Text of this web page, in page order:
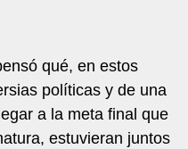
qué, en estos
políticas y de una
a la meta final que
estuvieran juntos